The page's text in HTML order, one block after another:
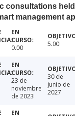
consultations
management
0.00 5.00
23 de
noviembre
de 2023
30 de
junio de
2027